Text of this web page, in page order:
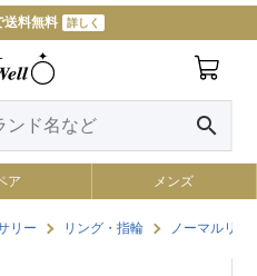
送料無料 詳しく
search
ア メンズ
リー リング・指輪 ノーマルリン